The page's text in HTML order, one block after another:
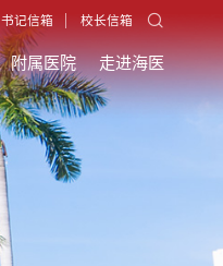
书记信箱 校长信箱
附属医院 走进海医